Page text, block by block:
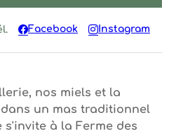
nos miels et la
un mas traditionnel
à la Ferme des
Facebook Instagram